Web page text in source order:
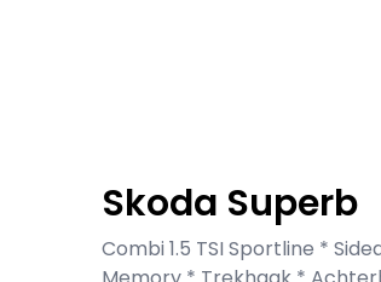
Skoda Superb
Combi 1.5 TSI Sportline *